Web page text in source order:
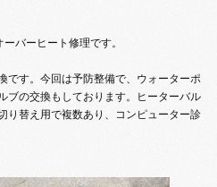
バーヒート修理です。
です。今回は予防整備で、ウォーターポ
ブの交換もしております。ヒーターバル
り替え用で複数あり、コンピューター診